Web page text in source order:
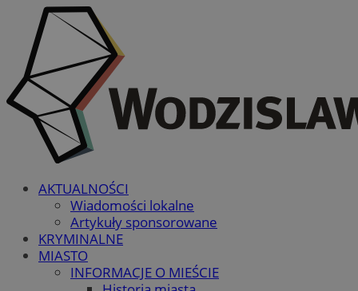
AKTUALNOŚCI
Wiadomości lokalne
Artykuły sponsorowane
KRYMINALNE
MIASTO
INFORMACJE O MIEŚCIE